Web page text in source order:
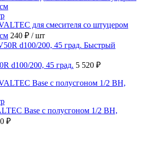
для смесителя со штуцером
240 ₽ / шт
Быстрый
d100/200, 45 град. 5 520 ₽
Base с полусгоном 1/2 ВН,
₽